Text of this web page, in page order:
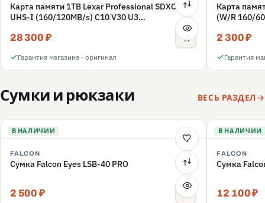
Карта памяти 1TB Lexar Professional SDXC
UHS-I (160/120MB/s) C10 V30 U3
28 300 ₽
Гарантия магазина · оригинал
Карта
(W/R 160/
2 300 ₽
Гарантия
Сумки и рюкзаки ВЕСЬ РАЗДЕЛ
В НАЛИЧИИ
FALCON
Сумка Falcon Eyes LSB-40 PRO
2 500 ₽
В НАЛИЧИИ
FALCON
Сумка
12 100 ₽